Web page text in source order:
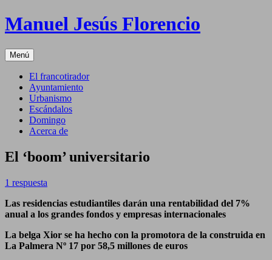
Saltar
al
Manuel Jesús Florencio
Menú
El francotirador
Ayuntamiento
Urbanismo
Escándalos
Domingo
Acerca de
El ‘boom’ universitario
1 respuesta
Las residencias estudiantiles darán una rentabilidad del 7%
anual a los grandes fondos y empresas internacionales
La belga Xior se ha hecho con la promotora de la construida en
La Palmera Nº 17 por 58,5 millones de euros